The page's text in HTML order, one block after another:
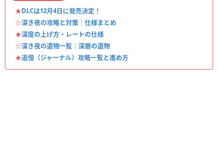
★DLCは12月4日に発売決定！
☆深き夜の攻略と対策｜仕様まとめ
★深度の上げ方・レートの仕様
☆深き夜の遺物一覧｜深層の遺物
★追憶（ジャーナル）攻略一覧と進め方